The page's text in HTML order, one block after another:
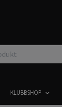
KLUBBSHOP